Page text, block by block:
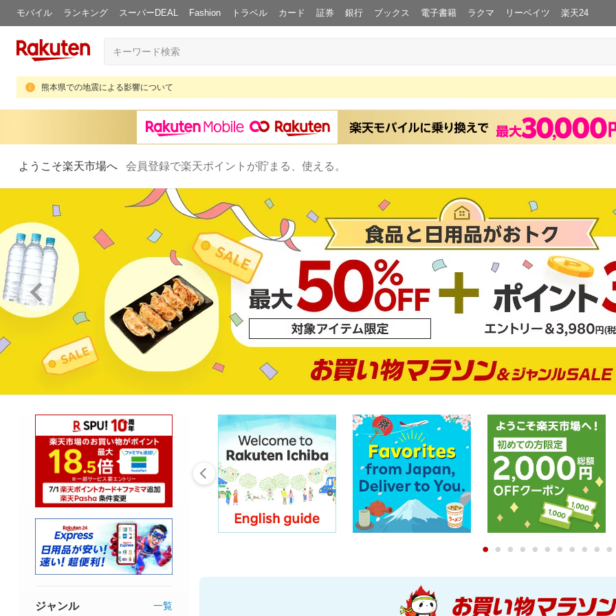
モバイル ランキング スーパーDEAL Fashion トラベル カード 証券 銀行 ブックス 電子書籍 ラクマ リーベイツ 楽天24
熊本県での地震による影響について
ようこそ楽天市場へ 会員登録で楽天ポイントが貯まる、使える。
0 1 2 3 4 5 6 7 8 9
ジャンル 一覧